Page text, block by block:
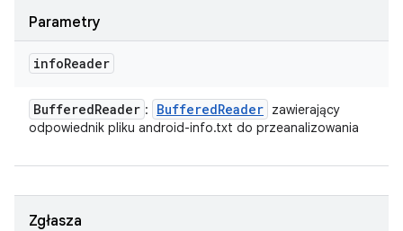
Parametry
infoReader
BufferedReader : BufferedReader zawierający
odpowiednik pliku android-info.txt do przeanalizowania
Zgłasza